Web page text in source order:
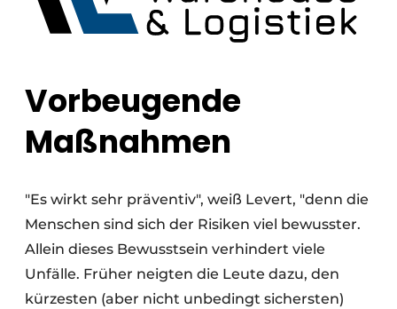
Vorbeugende
Maßnahmen
"Es wirkt sehr präventiv", weiß Levert, "denn die
Menschen sind sich der Risiken viel bewusster.
Allein dieses Bewusstsein verhindert viele
Unfälle. Früher neigten die Leute dazu, den
kürzesten (aber nicht unbedingt sichersten)